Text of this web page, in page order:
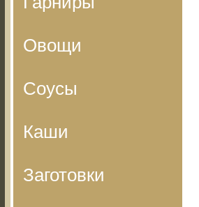
Овощи
Соусы
Каши
Заготовки